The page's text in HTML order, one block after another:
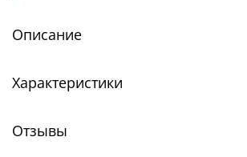
Описание
Характеристики
Отзывы